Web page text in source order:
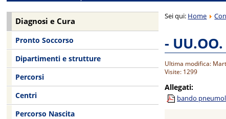
Sei qui: Home
-
Ultima modifica:
Visite: 1299
Allegati:
bando
Diagnosi e Cura
Pronto Soccorso
Dipartimenti e strutture
Percorsi
Centri
Percorso Nascita